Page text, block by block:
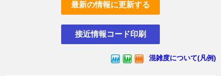
最新の情報に更新する
接近情報コード印刷
混雑度について(凡例)